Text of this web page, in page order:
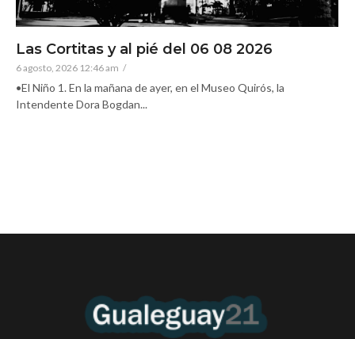
Las Cortitas y al pié del 06 08 2026
6 agosto, 2026 12:46 am /
•El Niño 1. En la mañana de ayer, en el Museo Quirós, la
Intendente Dora Bogdan...